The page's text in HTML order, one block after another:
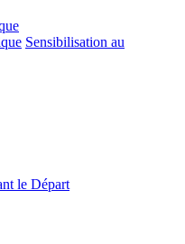
Sensibilisation au
le Départ